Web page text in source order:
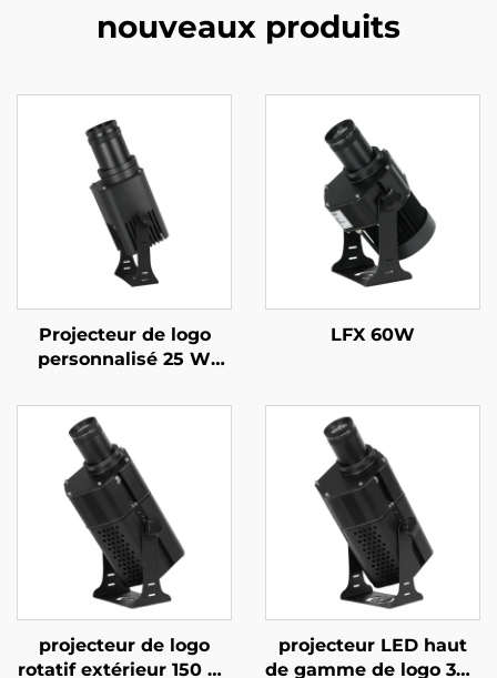
nouveaux produits
Projecteur de logo
personnalisé 25 W
Gobo rotatif et
télécommande – Idéal
pour devantures et
enseignes
LFX 60W
projecteur de logo
rotatif extérieur 150 W,
projecteur LED haut
de gamme de logo 300